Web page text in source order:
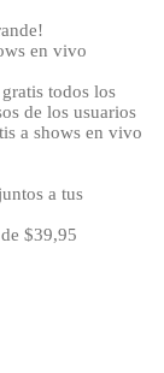
en vivo
todos los
de los usuarios
a shows en vivo
a tus
$39,95